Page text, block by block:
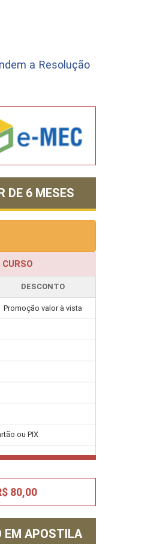
a Resolução
DE 6 MESES
DESCONTO
Promoção valor à vista
ou PIX
80,00
EM APOSTILA